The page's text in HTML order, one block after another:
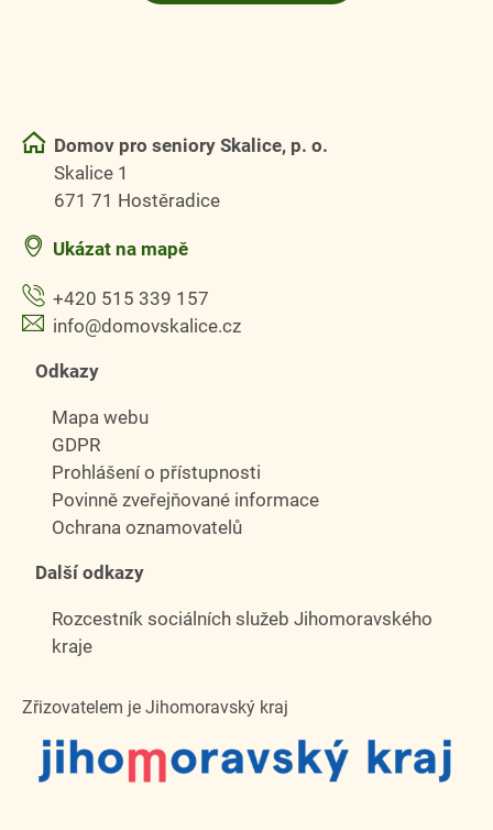
Domov pro seniory Skalice, p. o.
Skalice 1
671 71 Hostěradice
Ukázat na mapě
+420 515 339 157
info@domovskalice.cz
Odkazy
Mapa webu
GDPR
Prohlášení o přístupnosti
Povinně zveřejňované informace
Ochrana oznamovatelů
Další odkazy
Rozcestník sociálních služeb Jihomoravského
kraje
Zřizovatelem je Jihomoravský kraj